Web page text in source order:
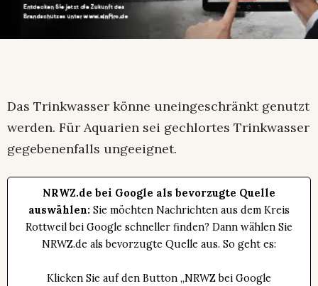
Das Trinkwasser könne uneingeschränkt genutzt
werden. Für Aquarien sei gechlortes Trinkwasser
gegebenenfalls ungeeignet.
NRWZ.de bei Google als bevorzugte Quelle
auswählen: Sie möchten Nachrichten aus dem Kreis
Rottweil bei Google schneller finden? Dann wählen Sie
NRWZ.de als bevorzugte Quelle aus. So geht es:
Klicken Sie auf den Button „NRWZ bei Google